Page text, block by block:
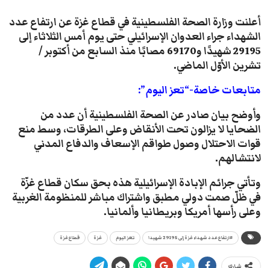
أعلنت وزارة الصحة الفلسطينية في قطاع غزة عن ارتفاع عدد
الشهداء جراء العدوان الإسرائيلي حتى يوم أمس الثلاثاء إلى
29195 شهيدًا و69170 مصابًا منذ السابع من أكتوبر /
تشرين الأوّل الماضي.
متابعات خاصة-“تعز اليوم”:
وأوضح بيان صادر عن الصحة الفلسطينية أن عدد من
الضحايا لا يزالون تحت الأنقاض وعلى الطرقات، وسط منع
قوات الاحتلال وصول طواقم الإسعاف والدفاع المدني
لانتشالهم.
وتأتي جرائم الإبادة الإسرائيلية هذه بحق سكان قطاع غزّة
في ظلّ صمت دولي مطبق واشتراك مباشر للمنظومة الغربية
وعلى رأسها أمريكا وبريطانيا وألمانيا.
#ارتفاع عدد شهداء غزة إلى 29195 شهيدا تعز اليوم غزة قطاع غزة
شارك